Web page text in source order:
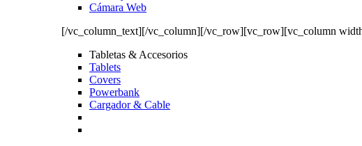
Cámara Web
[/vc_column_text][/vc_column][/vc_row][vc_row][vc_column
Tabletas & Accesorios
Tablets
Covers
Powerbank
Cargador & Cable